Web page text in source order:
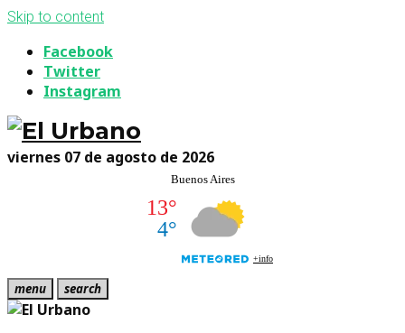
Skip to content
Facebook
Twitter
Instagram
viernes 07 de agosto de 2026
menu search